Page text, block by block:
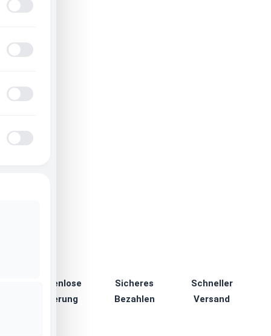
Kostenlose
Lieferung
Sicheres
Bezahlen
Schneller
Versand